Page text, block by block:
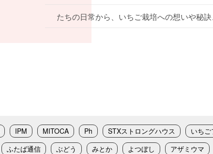
たちの日常から、いちご栽培への想いや秘
IPM MITOCA Ph STXストロングハウス いち
ふたば通信 ぶどう みとか よつぼし アザミウマ